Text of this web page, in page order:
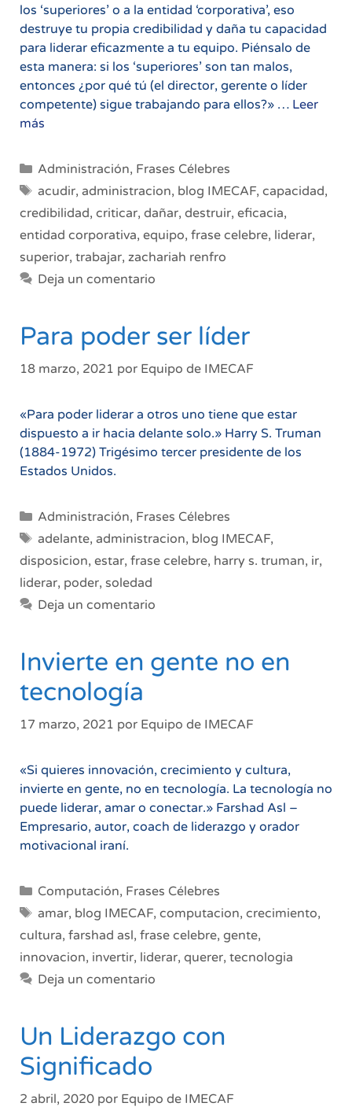
los ‘superiores’ o a la entidad ‘corporativa’, eso
destruye tu propia credibilidad y daña tu capacidad
para liderar eficazmente a tu equipo. Piénsalo de
esta manera: si los ‘superiores’ son tan malos,
entonces ¿por qué tú (el director, gerente o líder
competente) sigue trabajando para ellos?» … Leer
más
superiores
Categorías
Administración, Frases Célebres
Etiquetas
acudir, administracion, blog IMECAF, capacidad,
credibilidad, criticar, dañar, destruir, eficacia,
entidad corporativa, equipo, frase celebre, liderar,
superior, trabajar, zachariah renfro
Deja un comentario
Para poder ser líder
18 marzo, 2021 por Equipo de IMECAF
«Para poder liderar a otros uno tiene que estar
dispuesto a ir hacia delante solo.» Harry S. Truman
(1884-1972) Trigésimo tercer presidente de los
Estados Unidos.
Categorías
Administración, Frases Célebres
Etiquetas
adelante, administracion, blog IMECAF,
disposicion, estar, frase celebre, harry s. truman, ir,
liderar, poder, soledad
Deja un comentario
Invierte en gente no en
tecnología
17 marzo, 2021 por Equipo de IMECAF
«Si quieres innovación, crecimiento y cultura,
invierte en gente, no en tecnología. La tecnología no
puede liderar, amar o conectar.» Farshad Asl –
Empresario, autor, coach de liderazgo y orador
motivacional iraní.
Categorías
Computación, Frases Célebres
Etiquetas
amar, blog IMECAF, computacion, crecimiento,
cultura, farshad asl, frase celebre, gente,
innovacion, invertir, liderar, querer, tecnologia
Deja un comentario
Un Liderazgo con
Significado
2 abril, 2020 por Equipo de IMECAF